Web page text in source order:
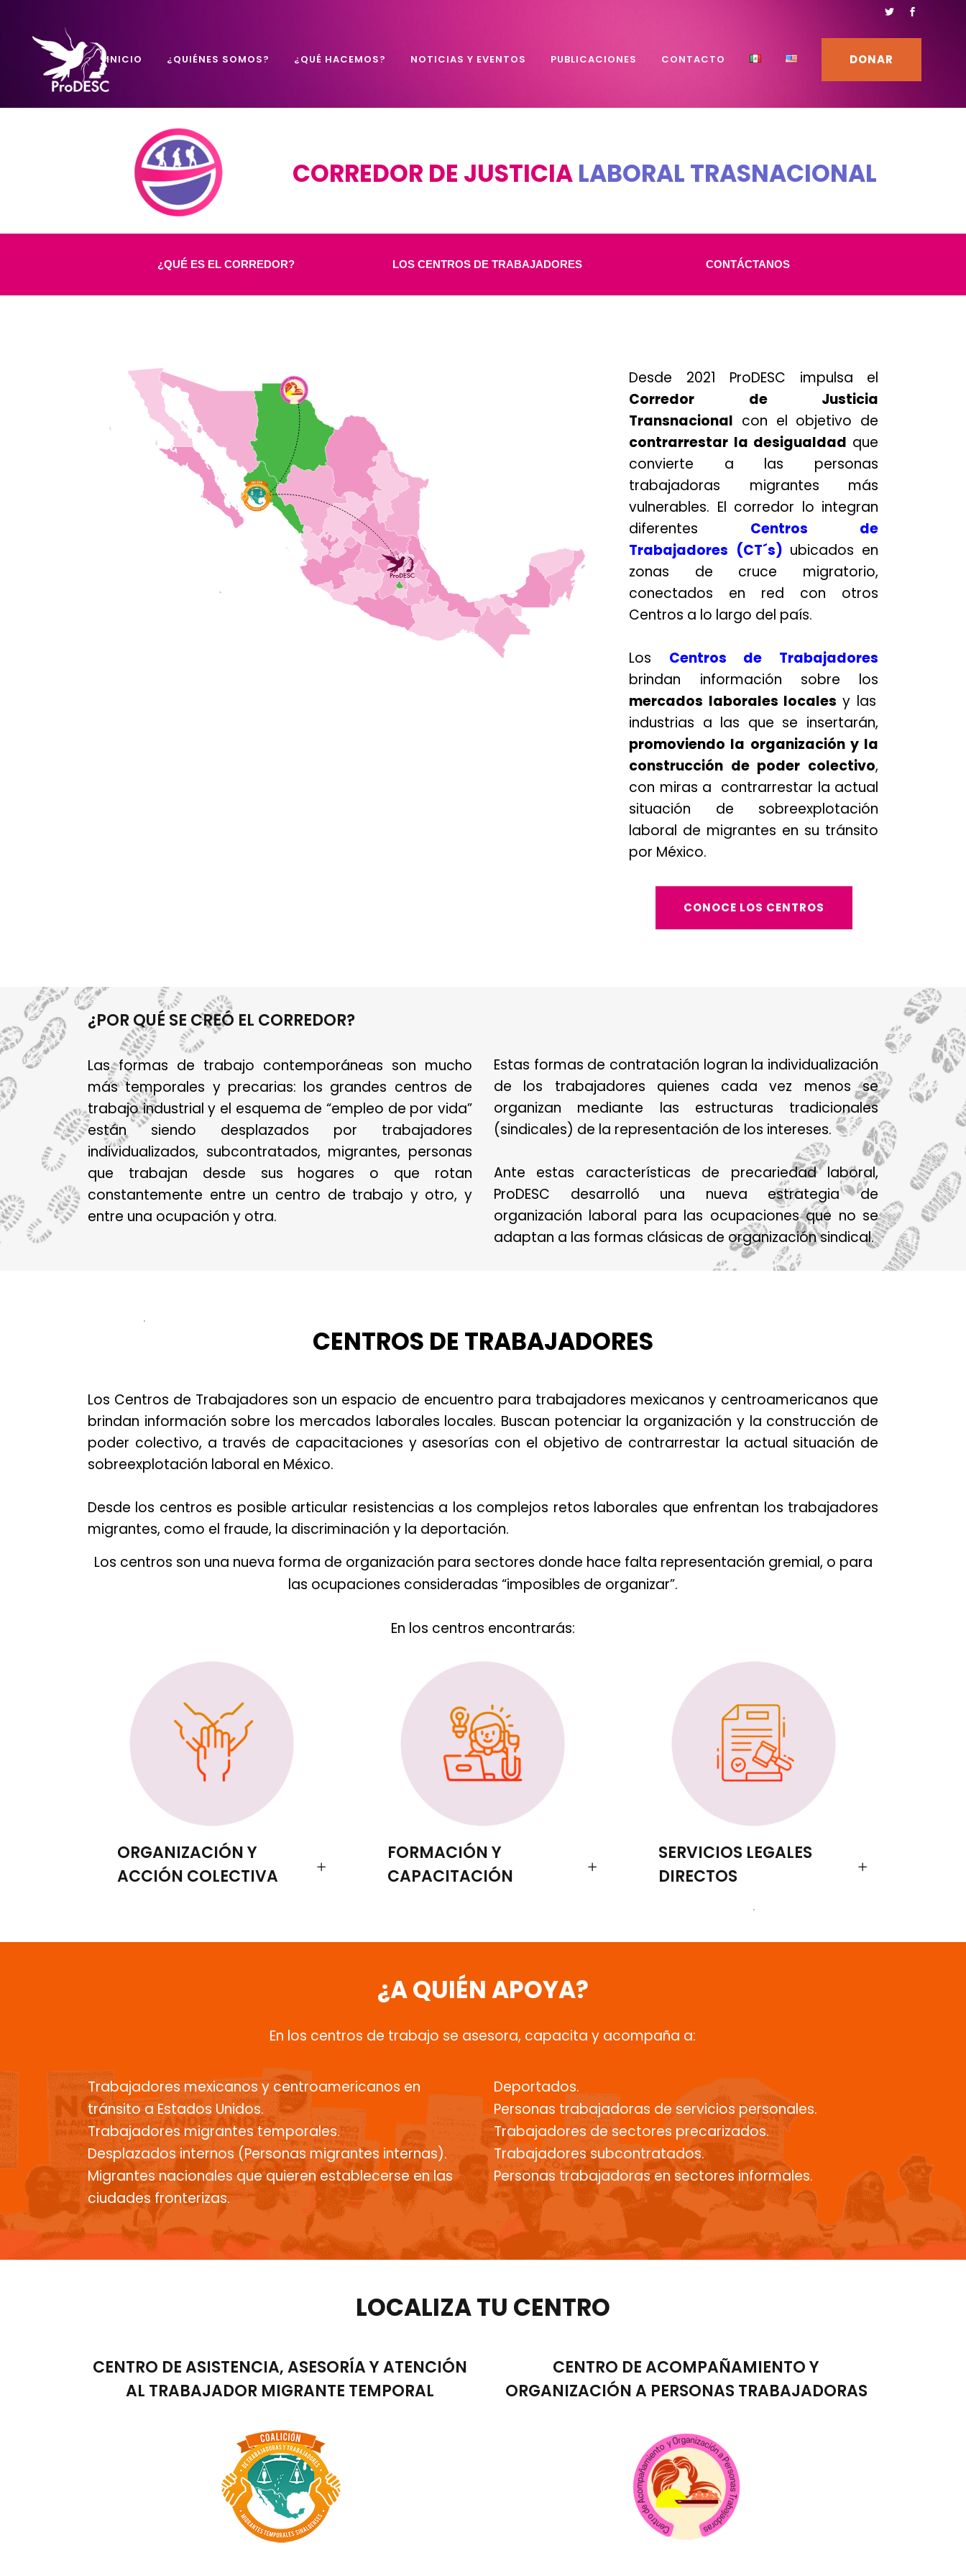
DONAR
INICIO ¿QUIÉNES SOMOS? ¿QUÉ HACEMOS? NOTICIAS Y EVENTOS PUBLICACIONES CONTACTO
CORREDOR DE JUSTICIALABORAL TRASNACIONAL
CONTÁCTANOS
LOS CENTROS DE TRABAJADORES
¿QUÉ ES EL CORREDOR?
Desde 2021 ProDESC impulsa el
Corredor de Justicia
Transnacional con el objetivo de
contrarrestar la desigualdad que
convierte a las personas
trabajadoras migrantes más
vulnerables. El corredor lo integran
diferentes Centros de
Trabajadores (CT´s) ubicados en
zonas de cruce migratorio,
conectados en red con otros
Centros a lo largo del país.
Los Centros de Trabajadores
brindan información sobre los
mercados laborales locales y las
industrias a las que se insertarán,
promoviendo la organización y la
construcción de poder colectivo,
con miras a contrarrestar la actual
situación de sobreexplotación
laboral de migrantes en su tránsito
por México.
CONOCE LOS CENTROS
¿POR QUÉ SE CREÓ EL CORREDOR?
Las formas de trabajo contemporáneas son mucho
más temporales y precarias: los grandes centros de
trabajo industrial y el esquema de “empleo de por vida”
están siendo desplazados por trabajadores
individualizados, subcontratados, migrantes, personas
que trabajan desde sus hogares o que rotan
constantemente entre un centro de trabajo y otro, y
entre una ocupación y otra.
Estas formas de contratación logran la individualización
de los trabajadores quienes cada vez menos se
organizan mediante las estructuras tradicionales
(sindicales) de la representación de los intereses.
Ante estas características de precariedad laboral,
ProDESC desarrolló una nueva estrategia de
organización laboral para las ocupaciones que no se
adaptan a las formas clásicas de organización sindical.
.
CENTROS DE TRABAJADORES
Los Centros de Trabajadores son un espacio de encuentro para trabajadores mexicanos y centroamericanos que
brindan información sobre los mercados laborales locales. Buscan potenciar la organización y la construcción de
poder colectivo, a través de capacitaciones y asesorías con el objetivo de contrarrestar la actual situación de
sobreexplotación laboral en México.
Desde los centros es posible articular resistencias a los complejos retos laborales que enfrentan los trabajadores
migrantes, como el fraude, la discriminación y la deportación.
Los centros son una nueva forma de organización para sectores donde hace falta representación gremial, o para
las ocupaciones consideradas “imposibles de organizar”.
En los centros encontrarás:
ORGANIZACIÓN Y
ACCIÓN COLECTIVA
FORMACIÓN Y
CAPACITACIÓN
SERVICIOS LEGALES
DIRECTOS
.
¿A QUIÉN APOYA?
En los centros de trabajo se asesora, capacita y acompaña a:
Trabajadores mexicanos y centroamericanos en
tránsito a Estados Unidos.
Trabajadores migrantes temporales.
Desplazados internos (Personas migrantes internas).
Migrantes nacionales que quieren establecerse en las
ciudades fronterizas.
Deportados.
Personas trabajadoras de servicios personales.
Trabajadores de sectores precarizados.
Trabajadores subcontratados.
Personas trabajadoras en sectores informales.
.
LOCALIZA TU CENTRO
CENTRO DE ASISTENCIA, ASESORÍA Y ATENCIÓN
AL TRABAJADOR MIGRANTE TEMPORAL
CENTRO DE ACOMPAÑAMIENTO Y
ORGANIZACIÓN A PERSONAS TRABAJADORAS